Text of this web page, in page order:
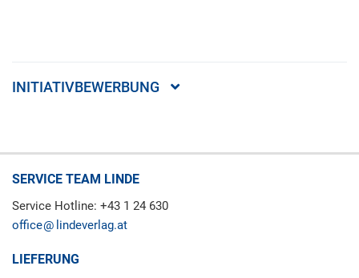
INITIATIVBEWERBUNG
SERVICE TEAM LINDE
Service Hotline: +43 1 24 630
office
lindeverlag.at
LIEFERUNG